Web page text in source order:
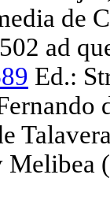
de
ad
Ed.:
Melibea